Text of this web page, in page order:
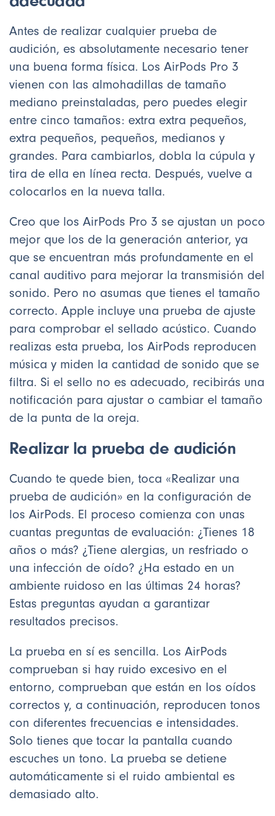
Antes de realizar cualquier prueba de
audición, es absolutamente necesario tener
una buena forma física. Los AirPods Pro 3
vienen con las almohadillas de tamaño
mediano preinstaladas, pero puedes elegir
entre cinco tamaños: extra extra pequeños,
extra pequeños, pequeños, medianos y
grandes. Para cambiarlos, dobla la cúpula y
tira de ella en línea recta. Después, vuelve a
colocarlos en la nueva talla.
Creo que los AirPods Pro 3 se ajustan un poco
mejor que los de la generación anterior, ya
que se encuentran más profundamente en el
canal auditivo para mejorar la transmisión del
sonido. Pero no asumas que tienes el tamaño
correcto. Apple incluye una prueba de ajuste
para comprobar el sellado acústico. Cuando
realizas esta prueba, los AirPods reproducen
música y miden la cantidad de sonido que se
filtra. Si el sello no es adecuado, recibirás una
notificación para ajustar o cambiar el tamaño
de la punta de la oreja.
Realizar la prueba de audición
Cuando te quede bien, toca «Realizar una
prueba de audición» en la configuración de
los AirPods. El proceso comienza con unas
cuantas preguntas de evaluación: ¿Tienes 18
años o más? ¿Tiene alergias, un resfriado o
una infección de oído? ¿Ha estado en un
ambiente ruidoso en las últimas 24 horas?
Estas preguntas ayudan a garantizar
resultados precisos.
La prueba en sí es sencilla. Los AirPods
comprueban si hay ruido excesivo en el
entorno, comprueban que están en los oídos
correctos y, a continuación, reproducen tonos
con diferentes frecuencias e intensidades.
Solo tienes que tocar la pantalla cuando
escuches un tono. La prueba se detiene
automáticamente si el ruido ambiental es
demasiado alto.